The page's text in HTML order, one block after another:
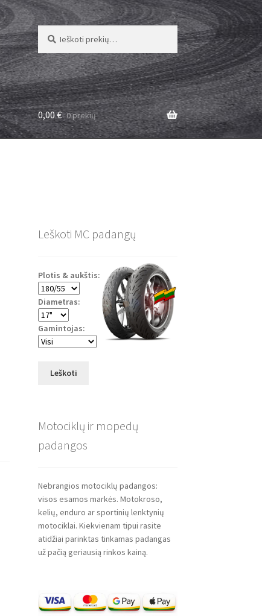
Ieškoti:
Ieškoti
0,00€ 0 prekių
Leškoti MC padangų
Plotis & aukštis:
Diametras:
Gamintojas:
Leškoti
Motociklų ir mopedų
padangos
Nebrangios motociklų padangos:
visos esamos markės. Motokroso,
kelių, enduro ar sportinių lenktynių
motociklai. Kiekvienam tipui rasite
atidžiai parinktas tinkamas padangas
už pačią geriausią rinkos kainą.